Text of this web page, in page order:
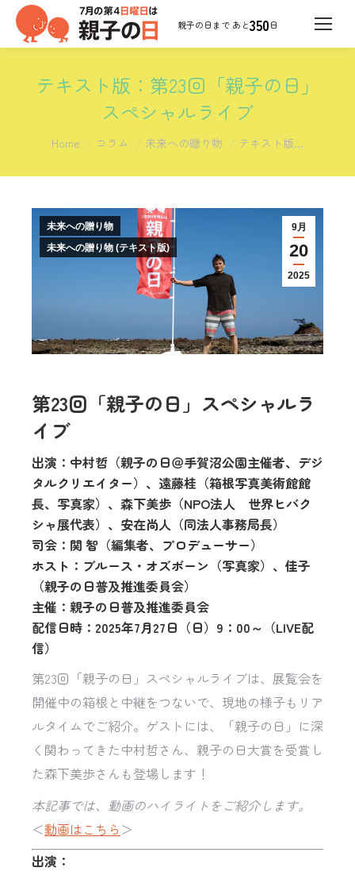
350日
テキスト版：第23回「親子の日」
スペシャルライブ
You are here:
Home コラム 未来への贈り物 テキスト版…
9月
20
2025
未来への贈り物
未来への贈り物 (テキスト版)
第23回「親子の日」スペシャルラ
イブ
出演：中村哲（親子の日＠手賀沼公園主催者、デジ
タルクリエイター）、遠藤桂（箱根写真美術館館
長、写真家）、森下美歩（NPO法人 世界ヒバク
シャ展代表）、安在尚人（同法人事務局長）
司会：関 智（編集者、プロデューサー）
ホスト：ブルース・オズボーン（写真家）、佳子
（親子の日普及推進委員会）
主催：親子の日普及推進委員会
配信日時：2025年7月27日（日）9：00～（LIVE配
信）
第23回「親子の日」スペシャルライブは、展覧会を
開催中の箱根と中継をつないで、現地の様子もリア
ルタイムでご紹介。ゲストには、「親子の日」に深
く関わってきた中村哲さん、親子の日大賞を受賞し
た森下美歩さんも登場します！
本記事では、動画のハイライトをご紹介します。
＜動画はこちら ＞
出演：